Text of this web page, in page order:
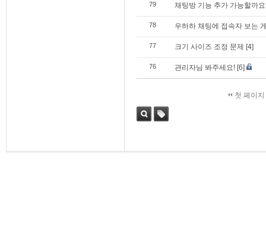
79 채팅방 기능 추가 가능할까
78 우하하 채팅에 접속자 보는
77 크기 사이즈 조정 문제 [4]
76 관리자님 봐주세요! [6]
첫 페이지